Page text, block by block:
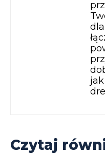
Czytaj